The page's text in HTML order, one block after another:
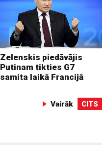
Zelenskis piedāvājis
Putinam tikties G7
samita laikā Francijā
Vairāk CITS